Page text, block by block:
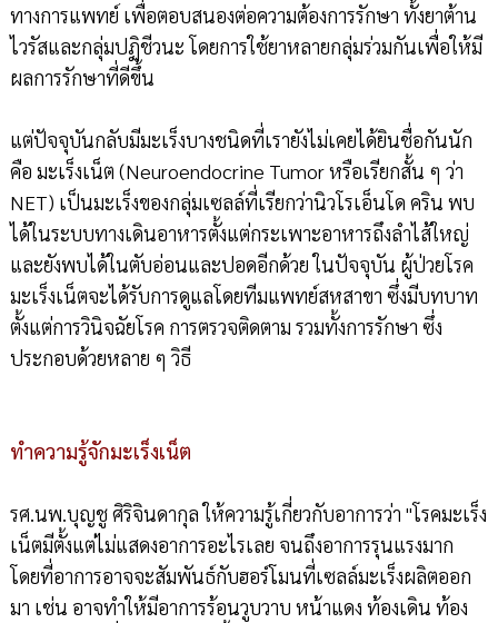
ทางการแพทย์ เพื่อตอบสนองต่อความต้องการรักษา ทั้งยาต้าน
ไวรัสและกลุ่มปฏิชีวนะ โดยการใช้ยาหลายกลุ่มร่วมกันเพื่อให้มี
ผลการรักษาที่ดีขึ้น
แต่ปัจจุบันกลับมีมะเร็งบางชนิดที่เรายังไม่เคยได้ยินชื่อกันนัก
คือ มะเร็งเน็ต (Neuroendocrine Tumor หรือเรียกสั้น ๆ ว่า
NET) เป็นมะเร็งของกลุ่มเซลล์ที่เรียกว่านิวโรเอ็นโด คริน พบ
ได้ในระบบทางเดินอาหารตั้งแต่กระเพาะอาหารถึงลำไส้ใหญ่
และยังพบได้ในตับอ่อนและปอดอีกด้วย ในปัจจุบัน ผู้ป่วยโรค
มะเร็งเน็ตจะได้รับการดูแลโดยทีมแพทย์สหสาขา ซึ่งมีบทบาท
ตั้งแต่การวินิจฉัยโรค การตรวจติดตาม รวมทั้งการรักษา ซึ่ง
ประกอบด้วยหลาย ๆ วิธี
ทำความรู้จักมะเร็งเน็ต
รศ.นพ.บุญชู ศิริจินดากุล ให้ความรู้เกี่ยวกับอาการว่า "โรคมะเร็ง
เน็ตมีตั้งแต่ไม่แสดงอาการอะไรเลย จนถึงอาการรุนแรงมาก
โดยที่อาการอาจจะสัมพันธ์กับฮอร์โมนที่เซลล์มะเร็งผลิตออก
มา เช่น อาจทำให้มีอาการร้อนวูบวาบ หน้าแดง ท้องเดิน ท้อง